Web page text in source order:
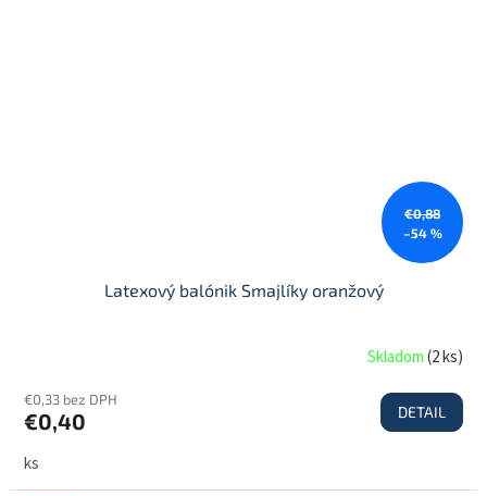
€0,88
–54 %
Latexový balónik Smajlíky oranžový
Skladom(2 ks)
€0,33 bez DPH
€0,40 DETAIL
ks